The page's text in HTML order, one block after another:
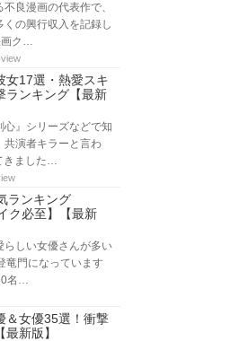
良漫画の代表作で、
の興行収入を記録し
画ク…
女17選・熱愛スキ
ランキング【最新
心』シリーズなどで知
共演者キラーと言わ
きました…
ランキング
ク必至】【最新
らしい女優さんが多い
竜門になっています
名…
＆女優35選！衝撃
新版】